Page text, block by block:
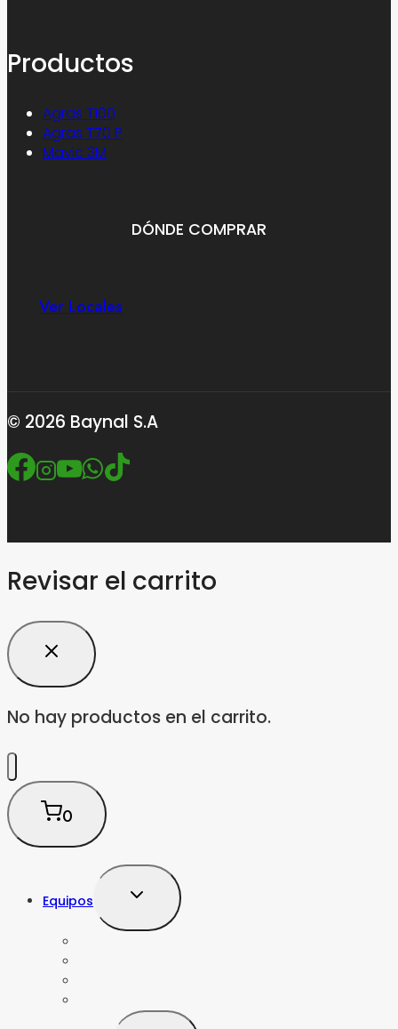
Productos
Agras T100
Agras T70 P
Mavic 3M
DÓNDE COMPRAR
Ver Locales
© 2026 Baynal S.A
Revisar el carrito
No hay productos en el carrito.
0
Equipos
Alternar